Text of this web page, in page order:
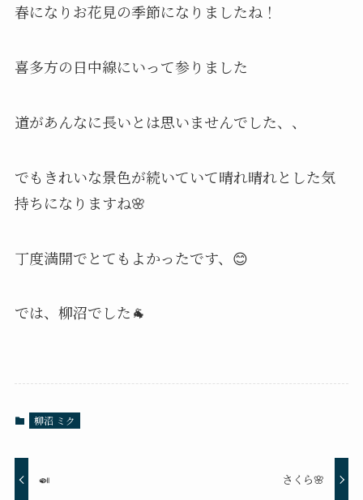
春になりお花見の季節になりましたね！
喜多方の日中線にいって参りました
道があんなに長いとは思いませんでした、、
でもきれいな景色が続いていて晴れ晴れとした気
持ちになりますね🌸
丁度満開でとてもよかったです、😊
では、柳沼でした🐐
柳沼 ミク
🍛 さくら🌸